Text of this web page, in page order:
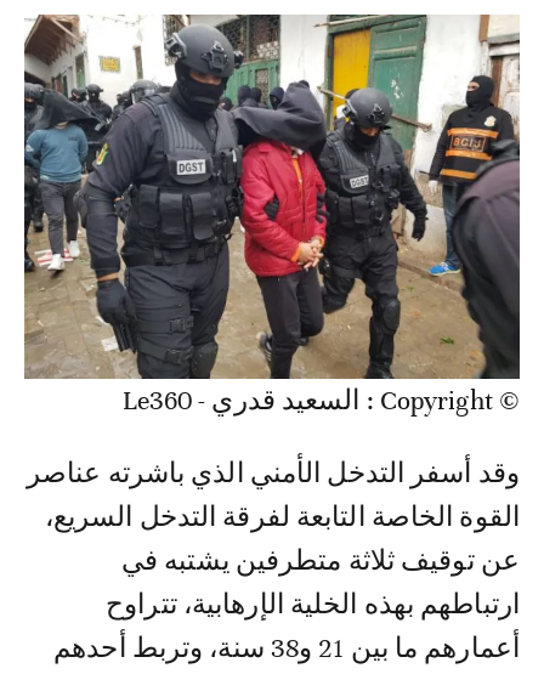
© Copyright : السعيد قدري - Le360
وقد أسفر التدخل الأمني الذي باشرته عناصر
القوة الخاصة التابعة لفرقة التدخل السريع،
عن توقيف ثلاثة متطرفين يشتبه في
ارتباطهم بهذه الخلية الإرهابية، تتراوح
أعمارهم ما بين 21 و38 سنة، وتربط أحدهم